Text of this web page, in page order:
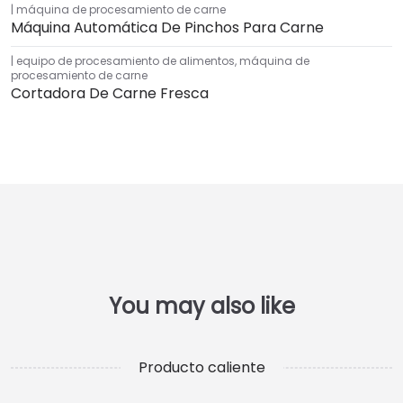
máquina de procesamiento de carne
Máquina Automática De Pinchos Para Carne
equipo de procesamiento de alimentos, máquina de
procesamiento de carne
Cortadora De Carne Fresca
Producto caliente